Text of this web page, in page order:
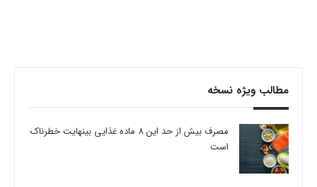
مطالب ویژه نسخه
مصرف بیش از حد این 8 ماده غذایی بینهایت خطرناک
است